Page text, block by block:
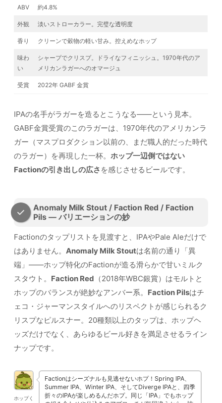
ABV 約4.8%
外観 淡いストローカラー。完璧な透明度
香り クリーンで穀物の軽い甘み。控えめなホップ
味わ
い
シャープでクリスプ。ドライなフィニッシュ。1970年代のア
メリカンラガーへのオマージュ
受賞 2022年 GABF 金賞
IPAの名手がラガーを造るとこうなる——という見本。
GABF金賞受賞のこのラガーは、1970年代のアメリカンラ
ガー（マスプロダクション以前の、まだ職人的だった時代
のラガー）を再現した一杯。 ホップ一辺倒ではない
Factionの引き出しの広さ を感じさせるビールです。
Anomaly Milk Stout / Faction Red / Faction
Pils — バリエーションの妙
Factionのタップリストを見渡すと、IPAやPale Aleだけで
はありません。 Anomaly Milk Stoutは名前の通り「異
端」——ホップ特化のFactionが造る滑らかで甘いミルク
スタウト。 Faction Red （2018年WBC銀賞）はモルトと
ホップのバランスが絶妙なアンバー系。 Faction Pilsはチ
ェコ・ジャーマンスタイルへのリスペクトが感じられるク
リスプなピルスナー。20種類以上のタップは、ホップヘ
ッズだけでなく、あらゆるビール好きを満足させるライン
ナップです。
ホップく
Factionはシーズナルも見逃せないホプ！Spring IPA、
Summer IPA、Winter IPA、そしてDiverge IPAと、四季
折々のIPAが楽しめるんだホプ。同じ「IPA」でもホップ